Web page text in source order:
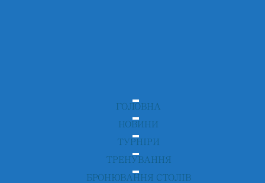
ГОЛОВНА
НОВИНИ
ТУРНІРИ
ТРЕНУВАННЯ
БРОНЮВАННЯ СТОЛІВ